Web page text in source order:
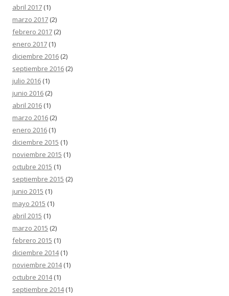
abril 2017 (1)
marzo 2017 (2)
febrero 2017 (2)
enero 2017 (1)
diciembre 2016 (2)
septiembre 2016 (2)
julio 2016 (1)
junio 2016 (2)
abril 2016 (1)
marzo 2016 (2)
enero 2016 (1)
diciembre 2015 (1)
noviembre 2015 (1)
octubre 2015 (1)
septiembre 2015 (2)
junio 2015 (1)
mayo 2015 (1)
abril 2015 (1)
marzo 2015 (2)
febrero 2015 (1)
diciembre 2014(1)
noviembre 2014(1)
octubre 2014(1)
septiembre 2014(1)